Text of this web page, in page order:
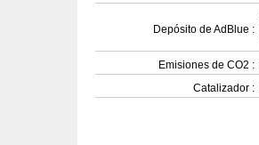
Depósito de AdBlue :
Emisiones de CO2 :
Catalizador :